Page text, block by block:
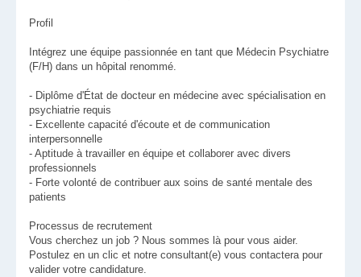
Profil
Intégrez une équipe passionnée en tant que Médecin Psychiatre
(F/H) dans un hôpital renommé.
- Diplôme d'État de docteur en médecine avec spécialisation en
psychiatrie requis
- Excellente capacité d'écoute et de communication
interpersonnelle
- Aptitude à travailler en équipe et collaborer avec divers
professionnels
- Forte volonté de contribuer aux soins de santé mentale des
patients
Processus de recrutement
Vous cherchez un job ? Nous sommes là pour vous aider.
Postulez en un clic et notre consultant(e) vous contactera pour
valider votre candidature.